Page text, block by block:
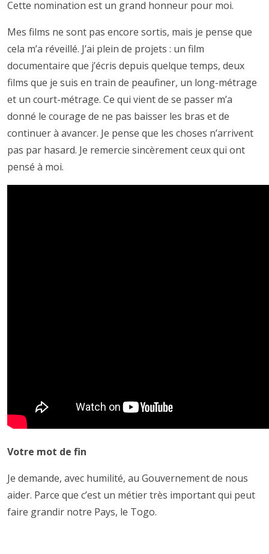
Cette nomination est un grand honneur pour moi.
Mes films ne sont pas encore sortis, mais je pense que
cela m’a réveillé. J’ai plein de projets : un film
documentaire que j’écris depuis quelque temps, deux
films que je suis en train de peaufiner, un long-métrage
et un court-métrage. Ce qui vient de se passer m’a
donné le courage de ne pas baisser les bras et de
continuer à avancer. Je pense que les choses n’arrivent
pas par hasard. Je remercie sincèrement ceux qui ont
pensé à moi.
Votre mot de fin
Je demande, avec humilité, au Gouvernement de nous
aider. Parce que c’est un métier très important qui peut
faire grandir notre Pays, le Togo.